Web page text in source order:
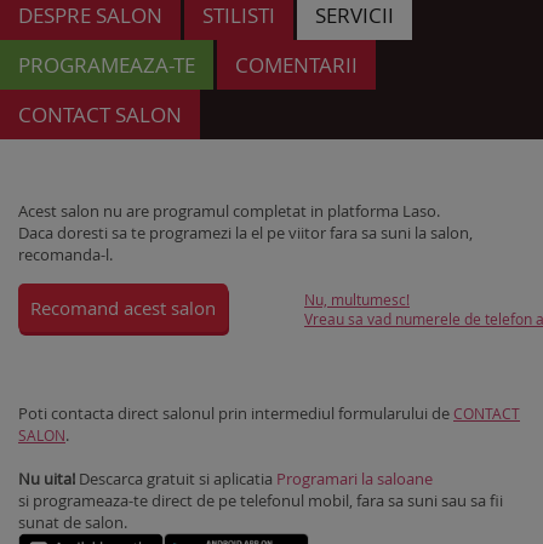
DESPRE SALON STILISTI
SERVICII
PROGRAMEAZA-TE
COMENTARII
CONTACT SALON
Acest salon nu are programul completat in platforma Laso.
Daca doresti sa te programezi la el pe viitor fara sa suni la salon,
recomanda-l.
Recomand acest salon
Nu, multumesc!
Vreau sa vad numerele de telefon
Poti contacta direct salonul prin intermediul formularului de CONTACT
SALON.
Nu uita! Descarca gratuit si aplicatia Programari la saloane
si programeaza-te direct de pe telefonul mobil, fara sa suni sau sa fii
sunat de salon.